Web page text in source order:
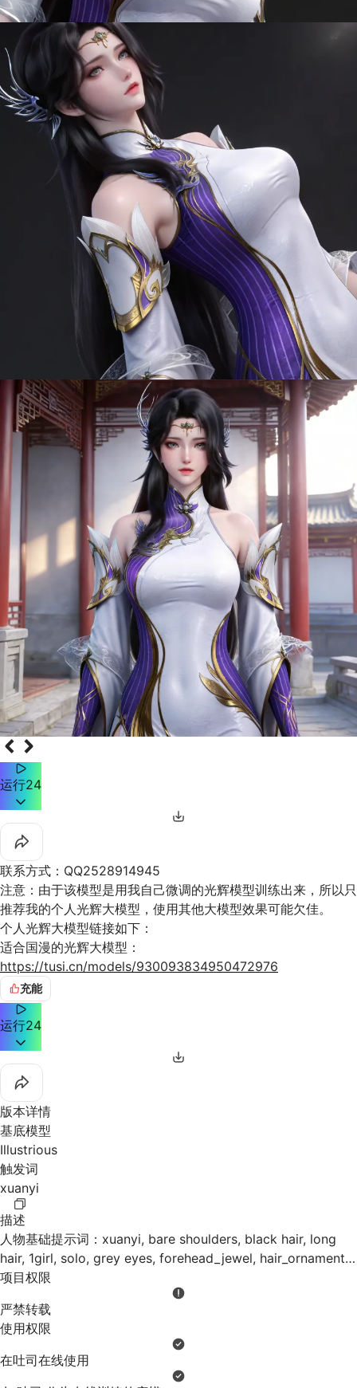
运行24
联系方式：QQ2528914945
注意：由于该模型是用我自己微调的光辉模型训练出来，所以只
推荐我的个人光辉大模型，使用其他大模型效果可能欠佳。
个人光辉大模型链接如下：
适合国漫的光辉大模型：
https://tusi.cn/models/930093834950472976
适合二次元的光辉大模型：
https://tusi.cn/models/912753559475369695
提示词就看我给出的图里的参数吧，亦或者自己找图片进行反推
也是OK的。
免责声明：
1.请勿用于18禁作品，极端宗教宣传，**恐怖猎奇作品，人身攻
击等
2.请勿用于商业用途
3. 您基于本模型服务生成的文本内容由您自行维护并对其独立
判断后使用，您需在遵守适用法律法规和本服务条款的条件下使
用，基于本服务生成内容产生的任何知识产权问题由您自行处
理，您需对生成内容负责，本人对由此造成的任何损失不负责
任。
4. 在未授权情况下，不得将本模型服务集成在任何第三方软件
或服务中，亦不得以任何直接间接、明示或暗示方式向其他任何
第三方披露生成内容与本服务的关联性。
法律后果由您自行承担，给作者本人所造成的损失等，作者有权
向您追偿
充能
运行24
版本详情
基底模型
Illustrious
触发词
xuanyi
描述
人物基础提示词：xuanyi, bare shoulders, black hair, long
hair, 1girl, solo, grey eyes, forehead_jewel, hair_ornament,
xuanyi purple and white dress, china dress,
detached_sleeves, long_sleeves, waist cutout
项目权限
严禁转载
使用权限
在吐司在线使用